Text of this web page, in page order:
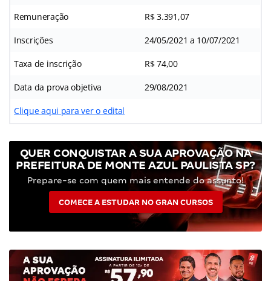
Remuneração R$ 3.391,07
Inscrições 24/05/2021 a 10/07/2021
Taxa de inscrição R$ 74,00
Data da prova objetiva 29/08/2021
Clique aqui para ver o edital
QUER CONQUISTAR A SUA APROVAÇÃO NA
PREFEITURA DE MONTE AZUL PAULISTA SP?
Prepare-se com quem mais entende do assunto!
COMECE A ESTUDAR NO GRAN CURSOS